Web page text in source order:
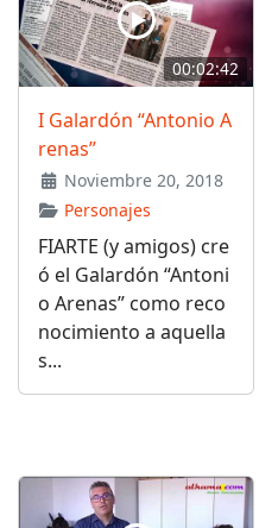
00:02:42
I Galardón “Antonio A
renas”
Noviembre 20, 2018
Personajes
FIARTE (y amigos) cre
ó el Galardón “Antoni
o Arenas” como reco
nocimiento a aquella
s...